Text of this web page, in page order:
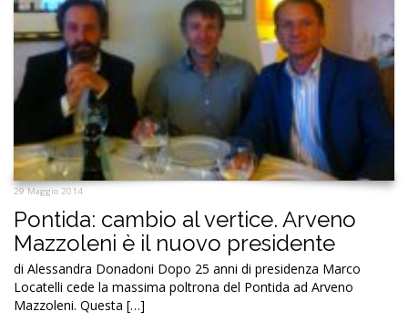
29 Maggio 2014
Pontida: cambio al vertice. Arveno
Mazzoleni è il nuovo presidente
di Alessandra Donadoni Dopo 25 anni di presidenza Marco
Locatelli cede la massima poltrona del Pontida ad Arveno
Mazzoleni. Questa […]